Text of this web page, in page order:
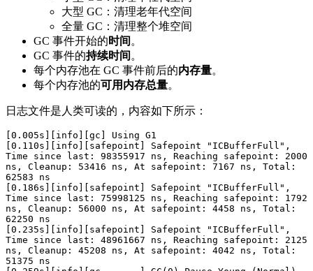
大型 GC：清理老年代空间
全量 GC：清理整个堆空间
GC 事件开始的 时间 。
GC 事件的持续时间 。
每个内存池在 GC 事件前后的内存量。
每个内存池的可用内存总量。
日志文件是人类可读的，内容如下所示：
[0.005s][info][gc] Using G1
[0.110s][info][safepoint] Safepoint "ICBufferFull",
Time since last: 98355917 ns, Reaching safepoint: 2000
ns, Cleanup: 53416 ns, At safepoint: 7167 ns, Total:
62583 ns
[0.186s][info][safepoint] Safepoint "ICBufferFull",
Time since last: 75998125 ns, Reaching safepoint: 1792
ns, Cleanup: 56000 ns, At safepoint: 4458 ns, Total:
62250 ns
[0.235s][info][safepoint] Safepoint "ICBufferFull",
Time since last: 48961667 ns, Reaching safepoint: 2125
ns, Cleanup: 45208 ns, At safepoint: 4042 ns, Total:
51375 ns